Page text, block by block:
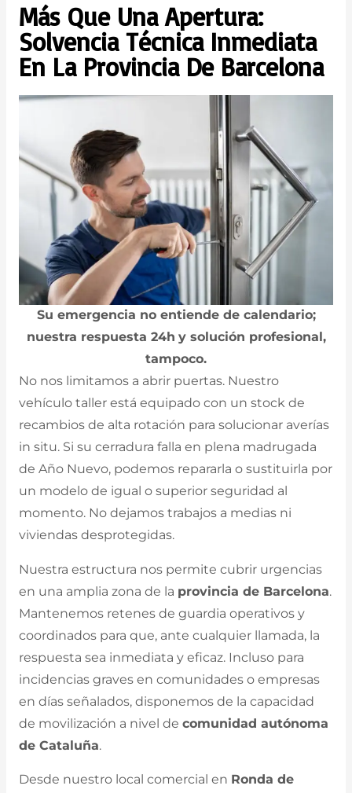
Más Que Una Apertura:
Solvencia Técnica Inmediata
En La Provincia De Barcelona
Su emergencia no entiende de calendario;
nuestra respuesta 24h y solución profesional,
tampoco.
No nos limitamos a abrir puertas. Nuestro
vehículo taller está equipado con un stock de
recambios de alta rotación para solucionar averías
in situ. Si su cerradura falla en plena madrugada
de Año Nuevo, podemos repararla o sustituirla por
un modelo de igual o superior seguridad al
momento. No dejamos trabajos a medias ni
viviendas desprotegidas.
Nuestra estructura nos permite cubrir urgencias
en una amplia zona de la provincia de Barcelona.
Mantenemos retenes de guardia operativos y
coordinados para que, ante cualquier llamada, la
respuesta sea inmediata y eficaz. Incluso para
incidencias graves en comunidades o empresas
en días señalados, disponemos de la capacidad
de movilización a nivel de comunidad autónoma
de Cataluña.
Desde nuestro local comercial en Ronda de